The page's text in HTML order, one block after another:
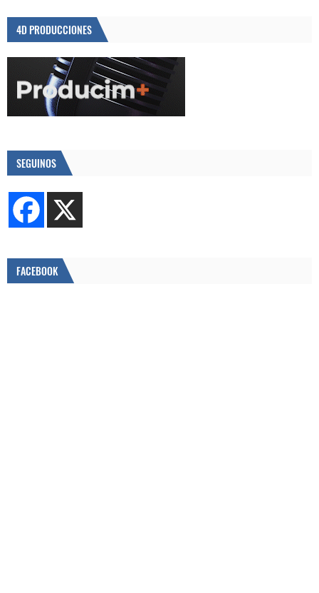
4D PRODUCCIONES
SEGUINOS
FACEBOOK